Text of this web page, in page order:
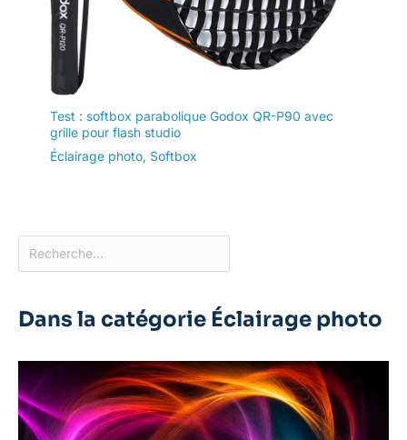
Test : softbox parabolique Godox QR-P90 avec
grille pour flash studio
Éclairage photo, Softbox
Dans la catégorie Éclairage photo